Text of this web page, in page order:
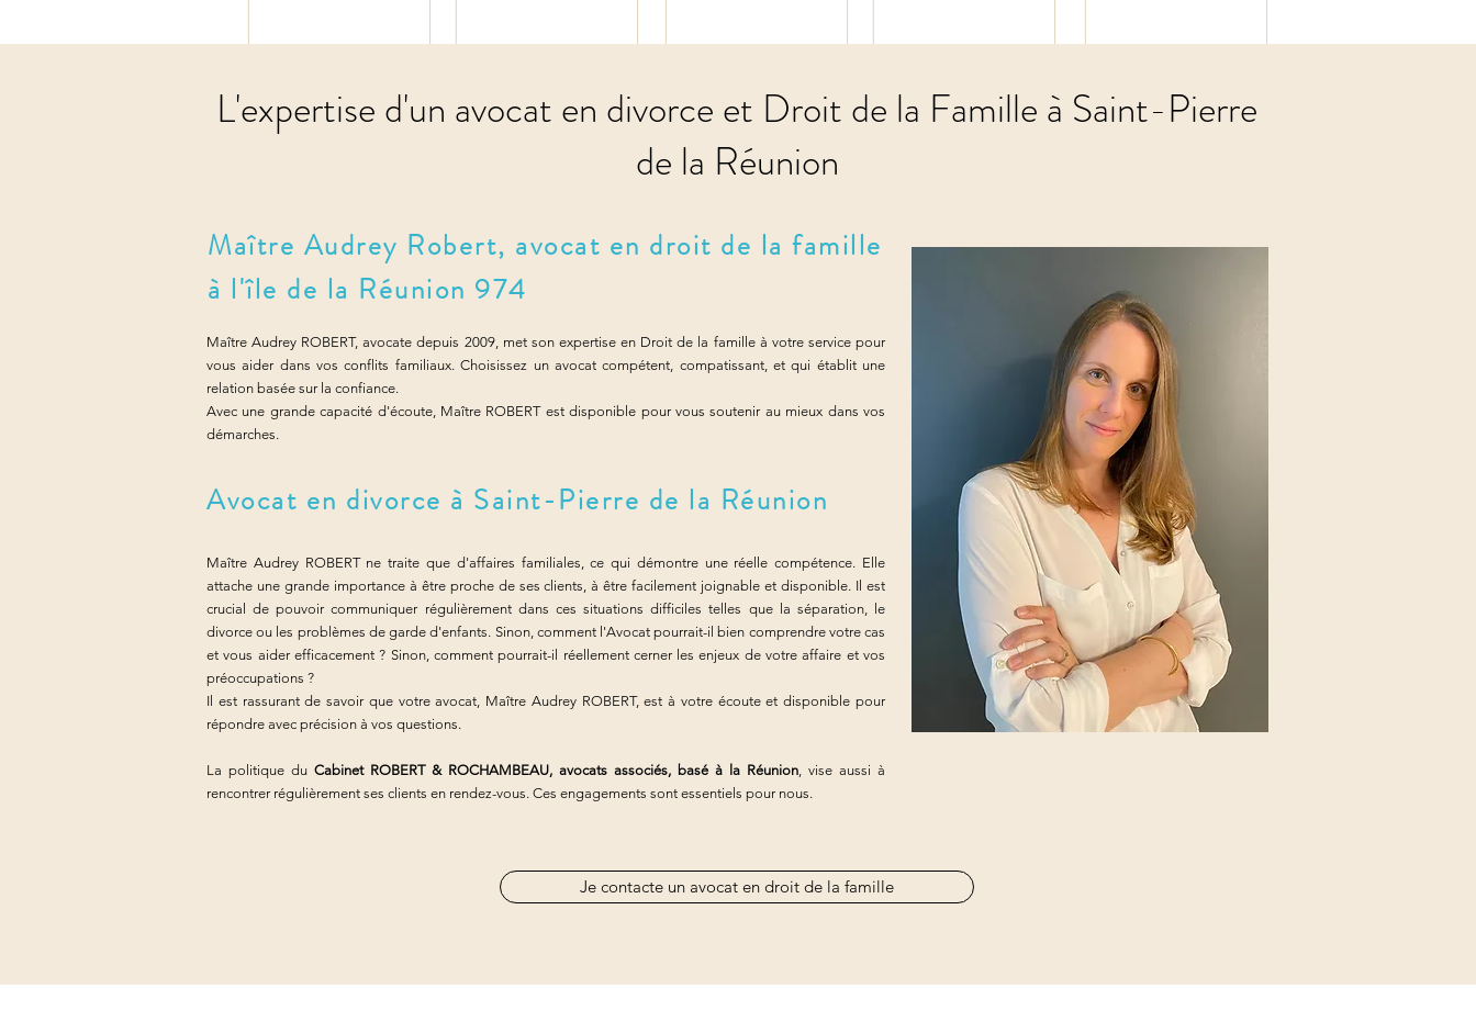
L'expertise d'un avocat en divorce et Droit de la Famille à Saint-Pierre
de la Réunion
Maître Audrey Robert, avocat en droit de la famille
à l'île de la Réunion 974
Maître Audrey ROBERT, avocate depuis 2009, met son expertise en Droit de la famille à votre service pour
vous aider dans vos conflits familiaux. Choisissez un avocat compétent, compatissant, et qui établit une
relation basée sur la confiance.
Avec une grande capacité d'écoute, Maître ROBERT est disponible pour vous soutenir au mieux dans vos
démarches.
Avocat en divorce à Saint-Pierre de la Réunion
Maître Audrey ROBERT ne traite que d'affaires familiales, ce qui démontre une réelle compétence. Elle
attache une grande importance à être proche de ses clients, à être facilement joignable et disponible. Il est
crucial de pouvoir communiquer régulièrement dans ces situations difficiles telles que la séparation, le
divorce ou les problèmes de garde d'enfants. Sinon, comment l'Avocat pourrait-il bien comprendre votre cas
et vous aider efficacement ? Sinon, comment pourrait-il réellement cerner les enjeux de votre affaire et vos
préoccupations ?
Il est rassurant de savoir que votre avocat, Maître Audrey ROBERT, est à votre écoute et disponible pour
répondre avec précision à vos questions.
La politique du Cabinet ROBERT & ROCHAMBEAU, avocats associés, basé à la Réunion, vise aussi à
rencontrer régulièrement ses clients en rendez-vous. Ces engagements sont essentiels pour nous.
Je contacte un avocat en droit de la famille